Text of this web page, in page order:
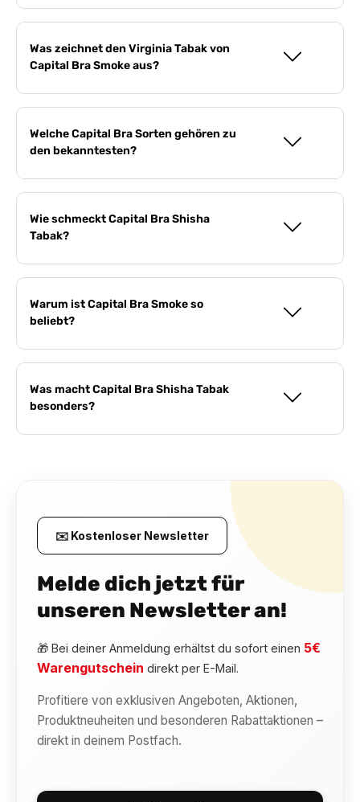
Was zeichnet den Virginia Tabak von
Capital Bra Smoke aus?
Welche Capital Bra Sorten gehören zu
den bekanntesten?
Wie schmeckt Capital Bra Shisha
Tabak?
Warum ist Capital Bra Smoke so
beliebt?
Was macht Capital Bra Shisha Tabak
besonders?
✉️ Kostenloser Newsletter
Melde dich jetzt für
unseren Newsletter an!
🎁 Bei deiner Anmeldung erhältst du sofort einen 5€
Warengutschein direkt per E-Mail.
Profitiere von exklusiven Angeboten, Aktionen,
Produktneuheiten und besonderen Rabattaktionen –
direkt in deinem Postfach.